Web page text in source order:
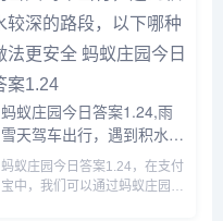
蚂蚁庄园今日答案1.24,雨
雪天驾车出行，遇到积水较
深的路段，以下哪种做法更
安全 蚂蚁庄园今日答案
蚂蚁庄园今日答案1.24，在支付
宝中，我们可以通过蚂蚁庄园回